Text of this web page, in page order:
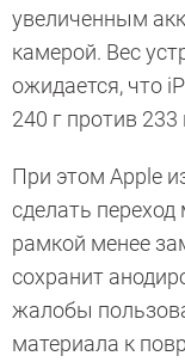
увеличенным
камерой. Вес
ожидается, что
240 г против
При этом Apple
сделать
рамкой менее
сохранит
жалобы
материала к